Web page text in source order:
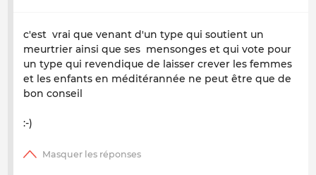
c'est vrai que venant d'un type qui soutient un
meurtrier ainsi que ses mensonges et qui vote pour
un type qui revendique de laisser crever les femmes
et les enfants en méditérannée ne peut être que de
bon conseil
:-)